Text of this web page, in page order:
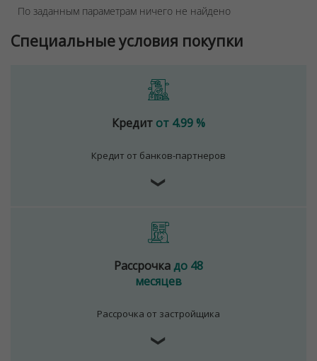
По заданным параметрам ничего не найдено
Специальные условия покупки
Кредит от 4.99 %
Кредит от банков-партнеров
❯
Рассрочкадо 48
месяцев
Рассрочка от застройщика
❯